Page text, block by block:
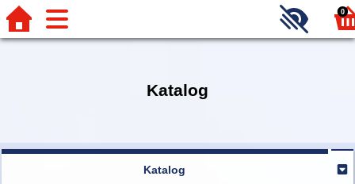
0
Katalog
Katalog